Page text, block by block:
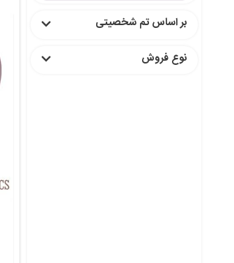
بر اساس تم شخصیتی
نوع فروش